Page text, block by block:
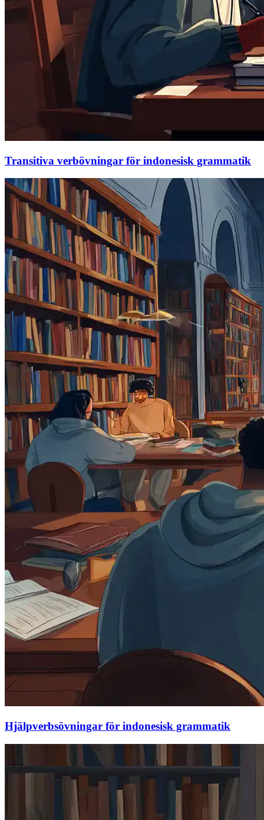
Transitiva verbövningar för indonesisk grammatik
Hjälpverbsövningar för indonesisk grammatik